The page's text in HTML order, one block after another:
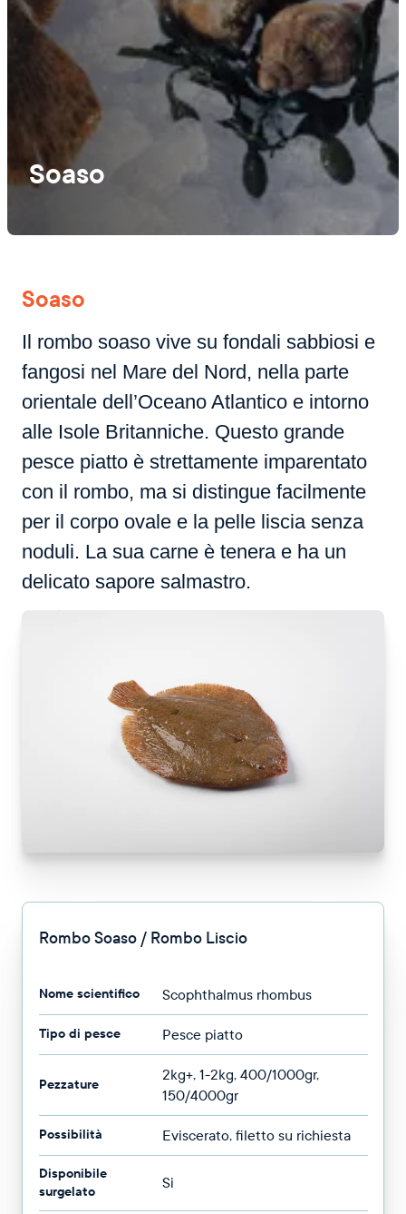
Soaso
Soaso
Il rombo soaso vive su fondali sabbiosi e
fangosi nel Mare del Nord, nella parte
orientale dell’Oceano Atlantico e intorno
alle Isole Britanniche. Questo grande
pesce piatto è strettamente imparentato
con il rombo, ma si distingue facilmente
per il corpo ovale e la pelle liscia senza
noduli. La sua carne è tenera e ha un
delicato sapore salmastro.
Rombo Soaso / Rombo Liscio
Nome scientifico Scophthalmus rhombus
Tipo di pesce Pesce piatto
Pezzature
2kg+, 1-2kg, 400/1000gr,
150/4000gr
Possibilità Eviscerato, filetto su richiesta
Disponibile
surgelato
Si